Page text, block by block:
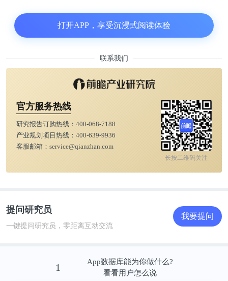
美国攻读博士学位一般需要6~7年。
程后，能自动获得一个硕士学位。美国高校中选读硕
士学位者，大都读的是以应用型为主的专业，读学术
对于硕士专业，并不是所有美国高校都要求学生撰写
硕士论文，甚至有不少高校并不要求其撰写学位论
文。但在中国，虽然现在有直博生，但绝大多数人还
是要经过硕士阶段的培养才能读博。
当然，除了上述表面上的异同外，在我看来中美在博
打开APP，享受沉浸式阅读体验
联系我们
官方服务热线
研究报告订购热线： 400-068-7188
产业规划项目热线： 400-639-9936
客服邮箱： service@qianzhan.com
长按二维码关注
提问研究员
一键提问研究员，零距离互动交流
我要提问
1
App数据库能为你做什么?
看看用户怎么说